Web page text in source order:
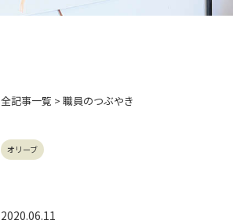
全記事一覧 > 職員のつぶやき
オリーブ
2020.06.11